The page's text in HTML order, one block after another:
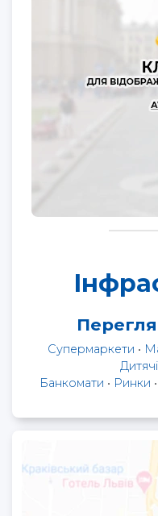
Супермаркети •
Банкомати • Ринки •